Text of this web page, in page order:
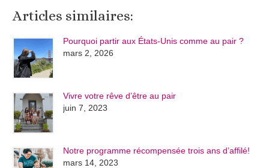
Articles similaires:
Pourquoi partir aux États-Unis comme au pair ?
mars 2, 2026
Vivre votre rêve d’être au pair
juin 7, 2023
Notre programme récompensée trois ans d’affilé!
mars 14, 2023